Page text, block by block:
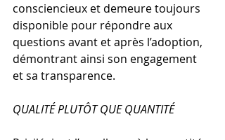
consciencieux et demeure toujours
disponible pour répondre aux
questions avant et après l’adoption,
démontrant ainsi son engagement
et sa transparence.
QUALITÉ PLUTÔT QUE QUANTITÉ